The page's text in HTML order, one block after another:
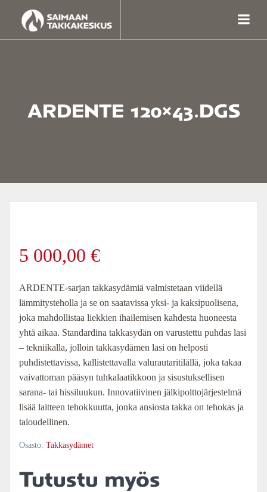
ARDENTE 120×43.DGS
5 000,00 €
ARDENTE-sarjan takkasydämiä valmistetaan viidellä
lämmitysteholla ja se on saatavissa yksi- ja kaksipuolisena,
joka mahdollistaa liekkien ihailemisen kahdesta huoneesta
yhtä aikaa. Standardina takkasydän on varustettu puhdas lasi
– tekniikalla, jolloin takkasydämen lasi on helposti
puhdistettavissa, kallistettavalla valurautaritilällä, joka takaa
vaivattoman pääsyn tuhkalaatikkoon ja sisustuksellisen
sarana- tai hissiluukun. Innovatiivinen jälkipolttojärjestelmä
lisää laitteen tehokkuutta, jonka ansiosta takka on tehokas ja
taloudellinen.
Osasto: Takkasydämet
Tutustu myös